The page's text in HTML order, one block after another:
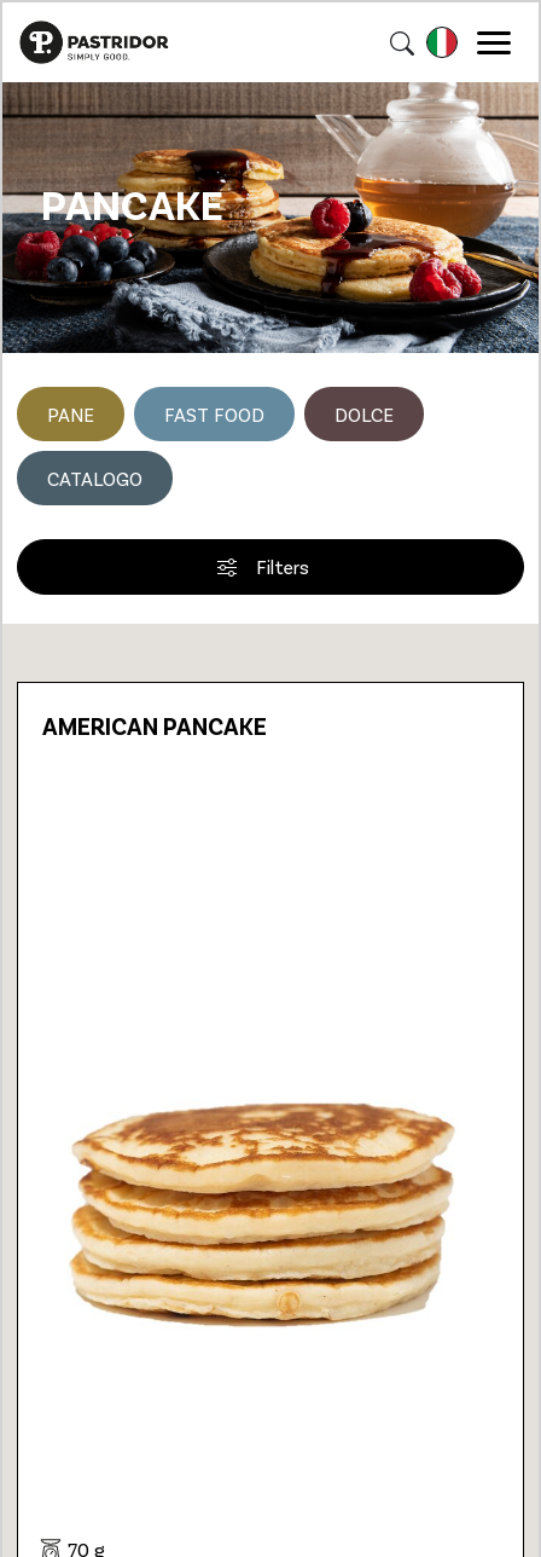
PANCAKE
PANE FAST FOOD DOLCE
CATALOGO
Filters
AMERICAN PANCAKE
70 g
Loading...